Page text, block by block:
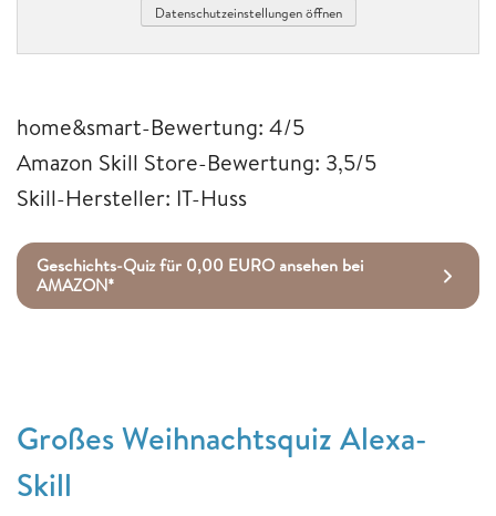
Datenschutzeinstellungen öffnen
home&smart-Bewertung: 4/5
Amazon Skill Store-Bewertung: 3,5/5
Skill-Hersteller: IT-Huss
Geschichts-Quiz für 0,00 EURO ansehen bei
AMAZON*
Großes Weihnachtsquiz Alexa-
Skill